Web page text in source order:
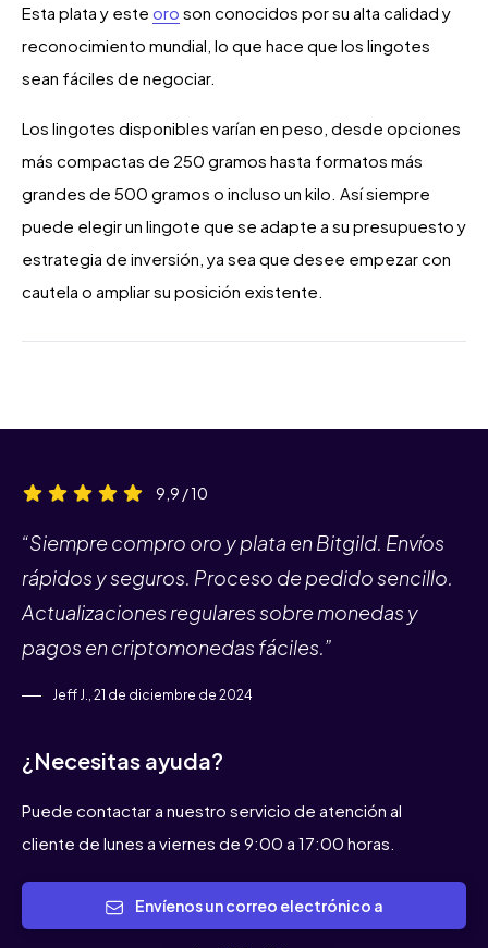
Esta plata y este oro son conocidos por su alta calidad y
reconocimiento mundial, lo que hace que los lingotes
sean fáciles de negociar.
Los lingotes disponibles varían en peso, desde opciones
más compactas de 250 gramos hasta formatos más
grandes de 500 gramos o incluso un kilo. Así siempre
puede elegir un lingote que se adapte a su presupuesto y
estrategia de inversión, ya sea que desee empezar con
cautela o ampliar su posición existente.
9,9 / 10
“Siempre compro oro y plata en Bitgild. Envíos
rápidos y seguros. Proceso de pedido sencillo.
Actualizaciones regulares sobre monedas y
pagos en criptomonedas fáciles.”
Jeff J., 21 de diciembre de 2024
¿Necesitas ayuda?
Puede contactar a nuestro servicio de atención al
cliente de lunes a viernes de 9:00 a 17:00 horas.